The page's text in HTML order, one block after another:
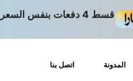
قسط 4 دفعات بنفس السعر
المدونة اتصل بنا